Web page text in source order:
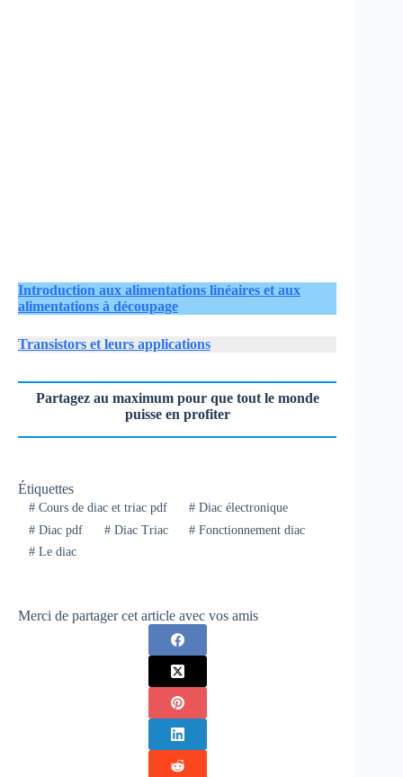
Introduction aux alimentations linéaires et aux
alimentations à découpage
Transistors et leurs applications
Partagez au maximum pour que tout le monde
puisse en profiter
Étiquettes
#Cours de diac et triac pdf #Diac électronique
#Diac pdf #Diac Triac # Fonctionnement diac
#Le diac
Merci de partager cet article avec vos amis